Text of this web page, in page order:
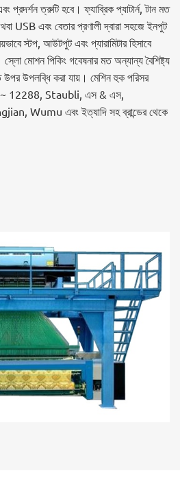
প্রদর্শন ত্রুটি হবে। ফ্যাব্রিক প্যাটার্ন, টান মত
USB এবং বেতার প্রণালী দ্বারা সহজে ইনপুট
স্টপ, আউটপুট এবং প্যারামিটার হিসাবে
স্লো মোশন পিকিং গবেষনার মত অন্যান্য বৈশিষ্ট্য
উপলব্ধি করা যায়। মেশিন হুক পরিসর
12288, Staubli, এস & এস,
Wumu এবং ইত্যাদি সহ ব্রান্ডের থেকে